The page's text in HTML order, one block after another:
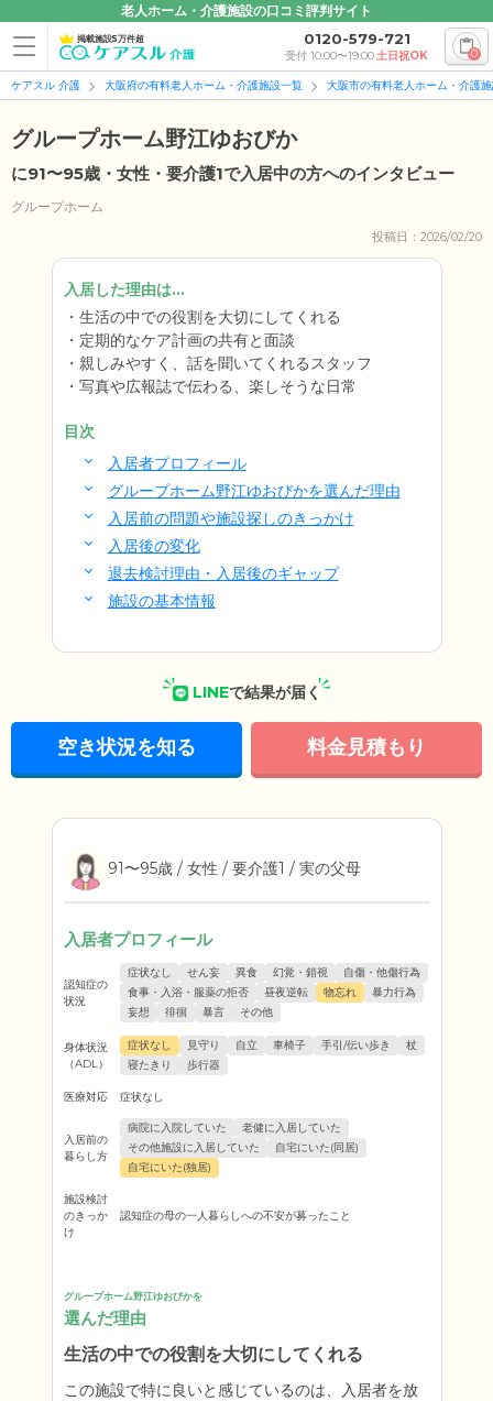
老人ホーム・介護施設の口コミ評判サイト
掲載施設5万件超 0120-579-721
受付 10:00〜19:00土日祝OK 0
ケアスル 介護 大阪府の有料老人ホーム・介護施設一覧 大阪市の有料老人ホーム・介護
グループホーム野江ゆおびか
に91〜95歳・女性・要介護1で入居中の方へのインタビュー
グループホーム
投稿日：2026/02/20
入居した理由は...
生活の中での役割を大切にしてくれる
定期的なケア計画の共有と面談
親しみやすく、話を聞いてくれるスタッフ
写真や広報誌で伝わる、楽しそうな日常
目次
入居者プロフィール
グループホーム野江ゆおびかを選んだ理由
入居前の問題や施設探しのきっかけ
入居後の変化
退去検討理由・入居後のギャップ
施設の基本情報
LINEで結果が届く
空き状況を知る 料金見積もり
91〜95歳 / 女性 / 要介護1 / 実の父母
入居者プロフィール
認知症の
状況
症状なし せん妄 異食 幻覚・錯視
自傷・他傷行為
食事・入浴・服薬の拒否
昼夜逆転 物忘れ
暴力行為
妄想
徘徊 暴言 その他
身体状況
（ADL）
症状なし 見守り 自立 車椅子 手引/伝い歩き
杖
寝たきり
歩行器
医療対応 症状なし
入居前の
暮らし方
病院に入院していた
老健に入居していた
その他施設に入居していた
自宅にいた(同居)
自宅にいた(独居)
施設検討
のきっか
け
認知症の母の一人暮らしへの不安が募ったこと
グループホーム野江ゆおびかを
選んだ理由
生活の中での役割を大切にしてくれる
この施設で特に良いと感じているのは、入居者を放